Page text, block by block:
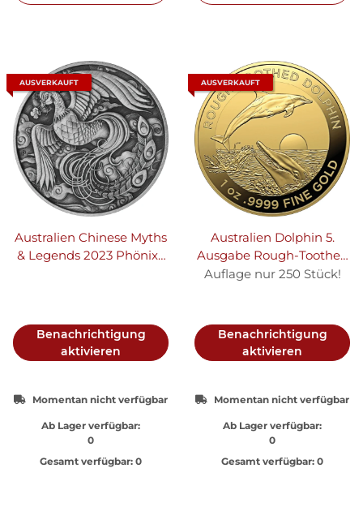
AUSVERKAUFT
Australien Chinese Myths
& Legends 2023 Phönix 1
Benachrichtigung
aktivieren
Momentan nicht verfügbar
Ab Lager verfügbar:
0
Gesamt verfügbar: 0
AUSVERKAUFT
Australien Dolphin 5.
Ausgabe Rough-Toothed
Dolphin - Rauzahndelfin
Auflage nur 250 Stück!
Benachrichtigung
aktivieren
Momentan nicht verfügbar
Ab Lager verfügbar:
0
Gesamt verfügbar: 0